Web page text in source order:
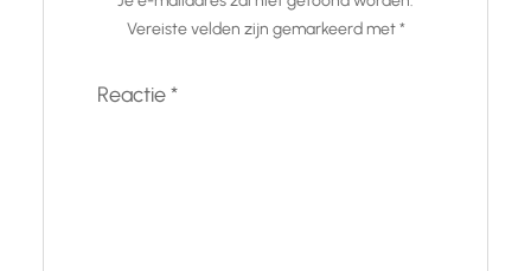
Vereiste velden zijn gemarkeerd met*
Reactie*